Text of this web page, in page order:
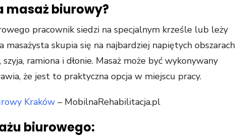
masaż biurowy?
pracownik siedzi na specjalnym krześle lub leży
masażysta skupia się na najbardziej napiętych obszarach
szyja, ramiona i dłonie. Masaż może być wykonywany
że jest to praktyczna opcja w miejscu pracy.
Kraków – MobilnaRehabilitacja.pl
biurowego: